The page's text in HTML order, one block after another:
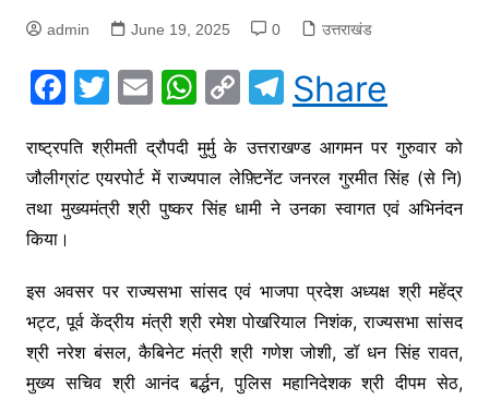
admin June 19, 2025 0 उत्तराखंड
F
c
e
b
o
o
k
T
itt
er
E
ai
l
W
at
s
A
p
C
p
y
Li
k
T
el
e
gr
a
Share
राष्ट्रपति श्रीमती द्रौपदी मुर्मु के उत्तराखण्ड आगमन पर गुरुवार को
जौलीग्रांट एयरपोर्ट में राज्यपाल लेफ़्टिनेंट जनरल गुरमीत सिंह (से नि)
तथा मुख्यमंत्री श्री पुष्कर सिंह धामी ने उनका स्वागत एवं अभिनंदन
किया।
इस अवसर पर राज्यसभा सांसद एवं भाजपा प्रदेश अध्यक्ष श्री महेंद्र
भट्ट, पूर्व केंद्रीय मंत्री श्री रमेश पोखरियाल निशंक, राज्यसभा सांसद
श्री नरेश बंसल, कैबिनेट मंत्री श्री गणेश जोशी, डॉ धन सिंह रावत,
मुख्य सचिव श्री आनंद बर्द्धन, पुलिस महानिदेशक श्री दीपम सेठ,